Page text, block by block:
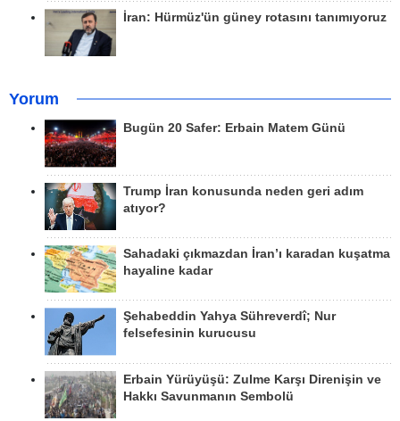
İran: Hürmüz'ün güney rotasını tanımıyoruz
Yorum
Bugün 20 Safer: Erbain Matem Günü
Trump İran konusunda neden geri adım
atıyor?
Sahadaki çıkmazdan İran’ı karadan kuşatma
hayaline kadar
Şehabeddin Yahya Sühreverdî; Nur
felsefesinin kurucusu
Erbain Yürüyüşü: Zulme Karşı Direnişin ve
Hakkı Savunmanın Sembolü